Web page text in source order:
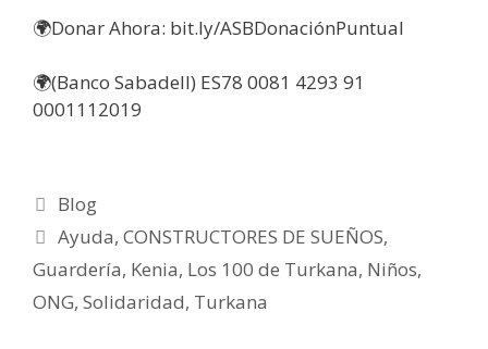
🌍Donar Ahora: bit.ly/ASBDonaciónPuntual
🌍(Banco Sabadell) ES78 0081 4293 91
0001112019
Blog
Ayuda,CONSTRUCTORES DE SUEÑOS,
Guardería, Kenia, Los 100 de Turkana, Niños,
ONG, Solidaridad, Turkana